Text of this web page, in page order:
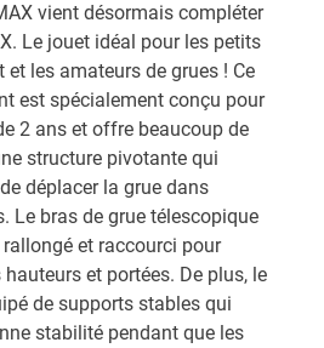
vient désormais compléter
Le jouet idéal pour les petits
les amateurs de grues ! Ce
est spécialement conçu pour
2 ans et offre beaucoup de
structure pivotante qui
déplacer la grue dans
Le bras de grue télescopique
et raccourci pour
et portées. De plus, le
de supports stables qui
stabilité pendant que les